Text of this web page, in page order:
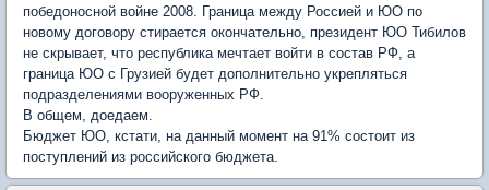
победоносной войне 2008. Граница между Россией и ЮО по
новому договору стирается окончательно, президент ЮО Тибилов
не скрывает, что республика мечтает войти в состав РФ, а
граница ЮО с Грузией будет дополнительно укрепляться
подразделениями вооруженных РФ.
В общем, доедаем.
Бюджет ЮО, кстати, на данный момент на 91% состоит из
поступлений из российского бюджета.